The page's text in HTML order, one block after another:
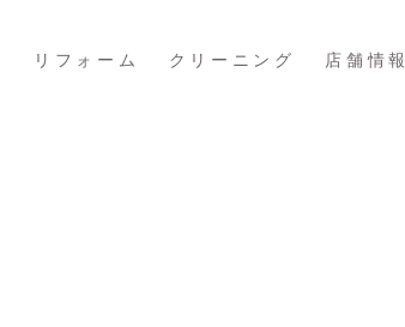
リフォーム クリーニング 店舗情報